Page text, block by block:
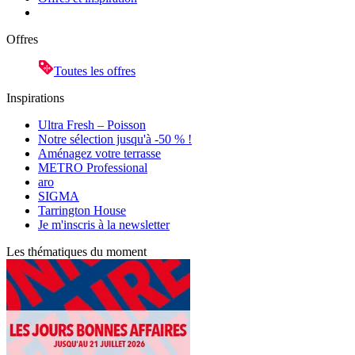
Offres
Toutes les offres
Inspirations
Ultra Fresh – Poisson
Notre sélection jusqu'à -50 % !
Aménagez votre terrasse
METRO Professional
aro
SIGMA
Tarrington House
Je m'inscris à la newsletter
Les thématiques du moment